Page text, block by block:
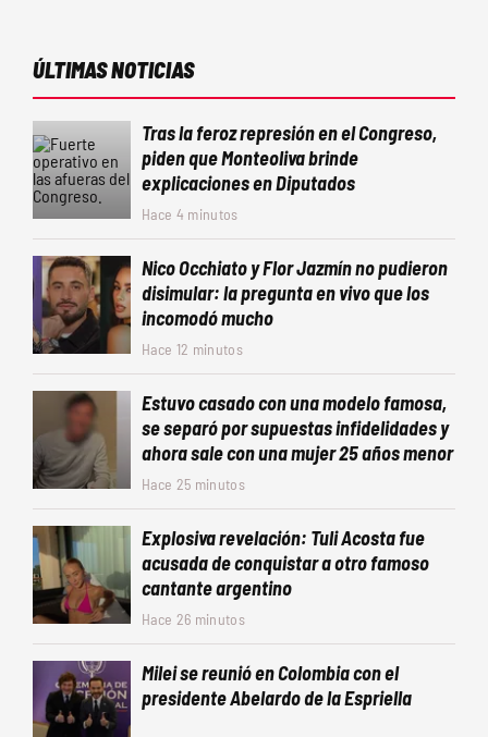
ÚLTIMAS NOTICIAS
Tras la feroz represión en el Congreso,
piden que Monteoliva brinde
explicaciones en Diputados
Hace 4 minutos
Nico Occhiato y Flor Jazmín no pudieron
disimular: la pregunta en vivo que los
incomodó mucho
Hace 12 minutos
Estuvo casado con una modelo famosa,
se separó por supuestas infidelidades y
ahora sale con una mujer 25 años menor
Hace 25 minutos
Explosiva revelación: Tuli Acosta fue
acusada de conquistar a otro famoso
cantante argentino
Hace 26 minutos
Milei se reunió en Colombia con el
presidente Abelardo de la Espriella